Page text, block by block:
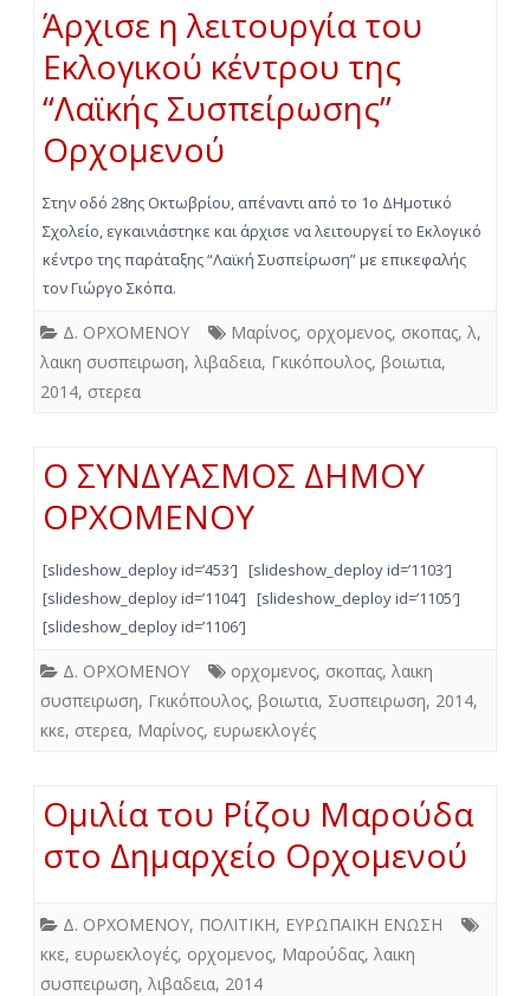
Άρχισε η λειτουργία του
Εκλογικού κέντρου της
“Λαϊκής Συσπείρωσης”
Ορχομενού
Στην οδό 28ης Οκτωβρίου, απέναντι από το 1ο ΔΗμοτικό
Σχολείο, εγκαινιάστηκε και άρχισε να λειτουργεί το Εκλογικό
κέντρο της παράταξης “Λαϊκή Συσπείρωση” με επικεφαλής
τον Γιώργο Σκόπα.
Δ. ΟΡΧΟΜΕΝΟΥ Μαρίνος, ορχομενος, σκοπας, λ,
λαικη συσπειρωση, λιβαδεια, Γκικόπουλος, βοιωτια,
2014, στερεα
Ο ΣΥΝΔΥΑΣΜΟΣ ΔΗΜΟΥ
ΟΡΧΟΜΕΝΟΥ
[slideshow_deploy id=’453′] [slideshow_deploy id=’1103′]
[slideshow_deploy id=’1104′] [slideshow_deploy id=’1105′]
[slideshow_deploy id=’1106′]
Δ. ΟΡΧΟΜΕΝΟΥ ορχομενος, σκοπας, λαικη
συσπειρωση, Γκικόπουλος, βοιωτια, Συσπειρωση, 2014,
κκε, στερεα, Μαρίνος, ευρωεκλογές
Ομιλία του Ρίζου Μαρούδα
στο Δημαρχείο Ορχομενού
Δ. ΟΡΧΟΜΕΝΟΥ, ΠΟΛΙΤΙΚΗ, ΕΥΡΩΠΑΪΚΗ ΕΝΩΣΗ
κκε, ευρωεκλογές, ορχομενος, Μαρούδας, λαικη
συσπειρωση, λιβαδεια, 2014